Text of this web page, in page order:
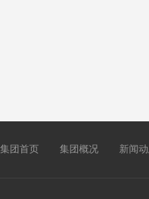
集团首页 集团概况 新闻